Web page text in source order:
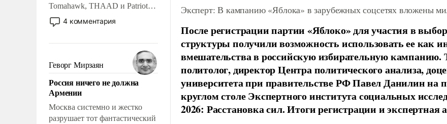
Tomahawk, THAAD и Patriot
США потребуется более трех
лет. Даже небольшая война с
Сложившаяся ситуация
означает многолетний период
уязвимости США, например,
перед Китаем.
4 комментария
Геворг Мирзаян
Россия ничего не должна
Армении
Москва системно и жестко
разрушает тот фантастический
Эксперт: В кампанию «Яблока» в зарубежных соцсетях вложены
После регистрации партии «Яблоко» для участия в
структуры получили возможность использовать ее как
вмешательства в российскую избирательную кампанию.
политолог, директор Центра политического анализа,
университета при правительстве РФ Павел Данилин
круглом столе Экспертного института социальных
2026: Расстановка сил. Итоги регистрации и экспертная